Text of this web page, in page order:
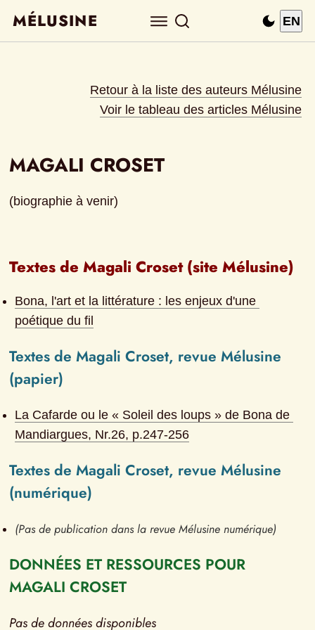
MÉLUSINE EN
Retour à la liste des auteurs Mélusine
Voir le tableau des articles Mélusine
MAGALI CROSET
(biographie à venir)
Textes de Magali Croset (site Mélusine)
Bona, l'art et la littérature : les enjeux d'une
poétique du fil
Textes de Magali Croset, revue Mélusine
(papier)
La Cafarde ou le « Soleil des loups » de Bona de
Mandiargues, Nr.26, p.247-256
Textes de Magali Croset, revue Mélusine
(numérique)
(Pas de publication dans la revue Mélusine numérique)
DONNÉES ET RESSOURCES POUR
MAGALI CROSET
Pas de données disponibles